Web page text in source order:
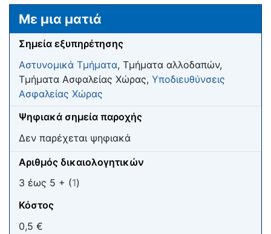
Μετάβαση σε: πλοήγηση
Με μια ματιά
Σημεία εξυπηρέτησης
Αστυνομικά Τμήματα, Τμήματα αλλοδαπών,
Τμήματα Ασφαλείας Χώρας, Υποδιευθύνσεις
Ασφαλείας Χώρας
Ψηφιακά σημεία παροχής
Δεν παρέχεται ψηφιακά
Αριθμός δικαιολογητικών
3 έως 5 + (1)
Κόστος
0,5 €